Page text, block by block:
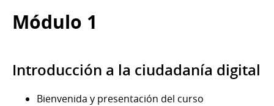
Módulo 1
Introducción a la ciudadanía digital
Bienvenida y presentación del curso